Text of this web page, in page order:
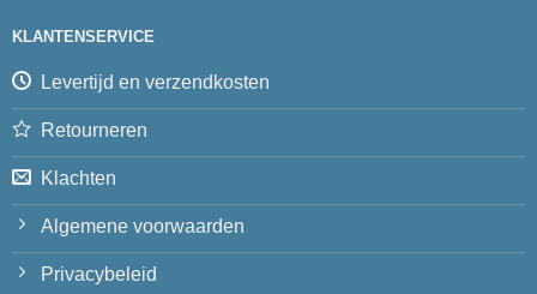
KLANTENSERVICE
Levertijd en verzendkosten
Retourneren
Klachten
Algemene voorwaarden
Privacybeleid